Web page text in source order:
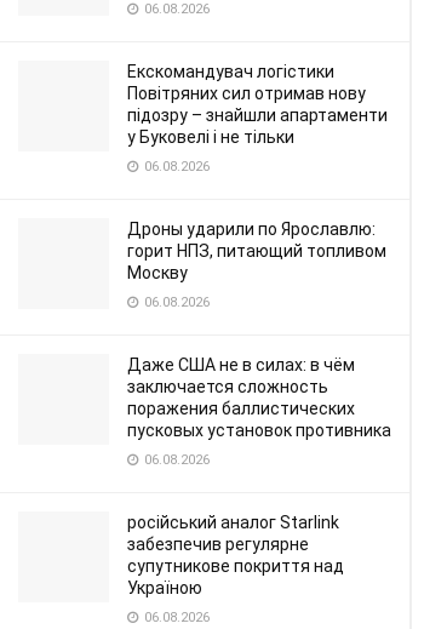
06.08.2026
Екскомандувач логістики
Повітряних сил отримав нову
підозру – знайшли апартаменти
у Буковелі і не тільки
06.08.2026
Дроны ударили по Ярославлю:
горит НПЗ, питающий топливом
Москву
06.08.2026
Даже США не в силах: в чём
заключается сложность
поражения баллистических
пусковых установок противника
06.08.2026
російський аналог Starlink
забезпечив регулярне
супутникове покриття над
Україною
06.08.2026